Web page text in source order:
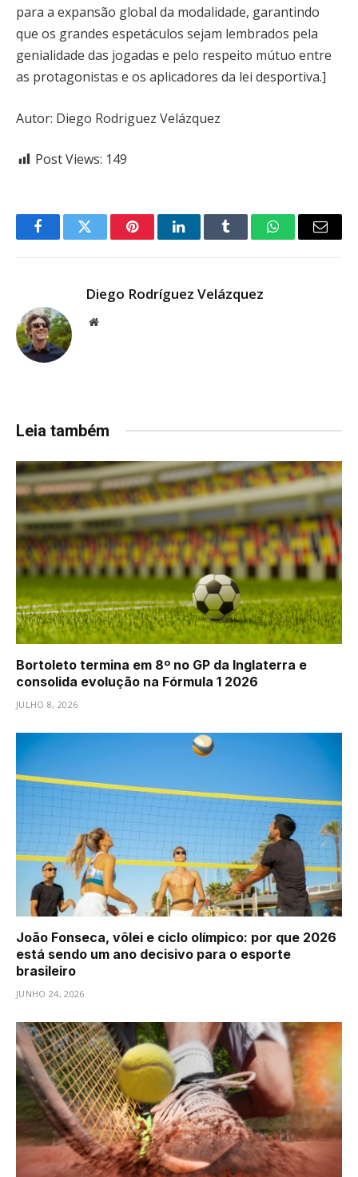
para a expansão global da modalidade, garantindo
que os grandes espetáculos sejam lembrados pela
genialidade das jogadas e pelo respeito mútuo entre
as protagonistas e os aplicadores da lei desportiva.]
Autor: Diego Rodriguez Velázquez
Post Views: 149
FacebookTwitter PinterestLinkedInTumblr WhatsAppEmail
Diego Rodríguez Velázquez
Website
Leia também
Bortoleto termina em 8º no GP da Inglaterra e
consolida evolução na Fórmula 1 2026
JULHO 8, 2026
João Fonseca, vôlei e ciclo olímpico: por que 2026
está sendo um ano decisivo para o esporte
brasileiro
JUNHO 24, 2026